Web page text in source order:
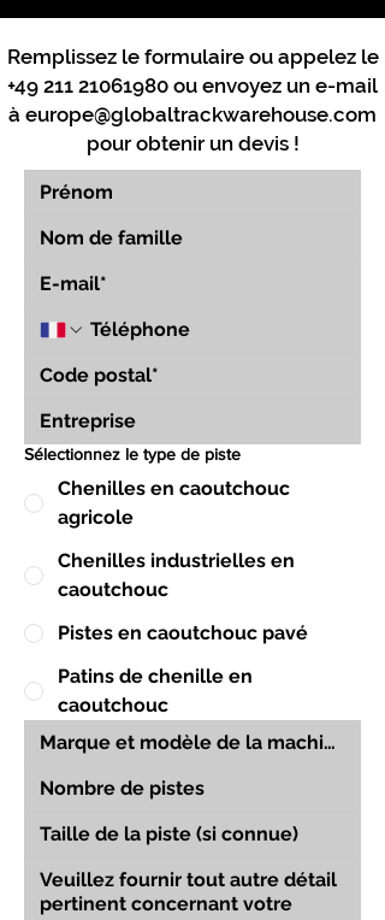
Remplissez le formulaire ou appelez le
+49 211 21061980 ou envoyez un e-mail
à europe@globaltrackwarehouse.com
pour obtenir un devis !
Sélectionnez le type de piste
Chenilles en caoutchouc
agricole
Chenilles industrielles en
caoutchouc
Pistes en caoutchouc pavé
Patins de chenille en
caoutchouc